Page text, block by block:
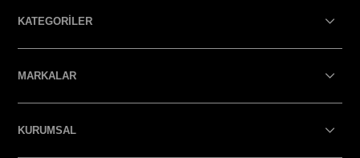
KATEGORİLER
MARKALAR
KURUMSAL